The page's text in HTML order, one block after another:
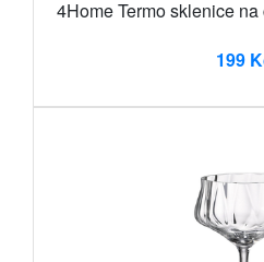
4Home Termo sklenice
199